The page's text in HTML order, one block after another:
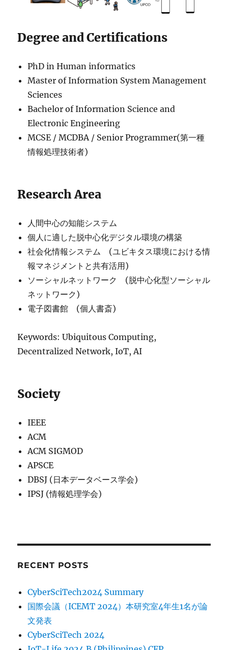
Degree and Certifications
PhD in Human informatics
Master of Information System Management
Sciences
Bachelor of Information Science and
Electronic Engineering
MCSE / MCDBA / Senior Programmer(第一種
情報処理技術者)
Research Area
人間中心の知能システム
個人に適した脱中心化デジタル環境の構築
社会化情報システム (ユビキタス環境における情
報マネジメントと共有活用)
ソーシャルネットワーク (脱中心化型ソーシャル
ネットワーク)
電子図書館 (個人書斎)
Keywords: Ubiquitous Computing,
Decentralized Network, IoT, AI
Society
IEEE
ACM
ACM SIGMOD
APSCE
DBSJ (日本データベース学会)
IPSJ (情報処理学会)
RECENT POSTS
CyberSciTech2024 Summary
国際会議（ICEMT 2024）本研究室4年生1名が論
文発表
CyberSciTech 2024